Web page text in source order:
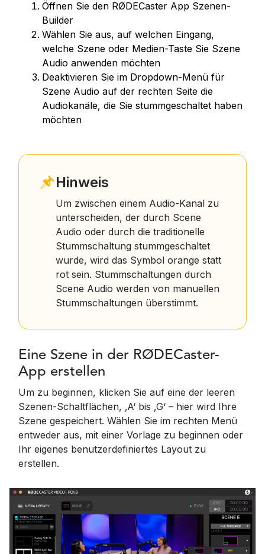
Öffnen Sie den RØDECaster App Szenen-
Builder
Wählen Sie aus, auf welchen Eingang,
welche Szene oder Medien-Taste Sie Szene
Audio anwenden möchten
Deaktivieren Sie im Dropdown-Menü für
Szene Audio auf der rechten Seite die
Audiokanäle, die Sie stummgeschaltet haben
möchten
Hinweis
Um zwischen einem Audio-Kanal zu
unterscheiden, der durch Scene
Audio oder durch die traditionelle
Stummschaltung stummgeschaltet
wurde, wird das Symbol orange statt
rot sein. Stummschaltungen durch
Scene Audio werden von manuellen
Stummschaltungen überstimmt.
Eine Szene in der RØDECaster-
App erstellen
Um zu beginnen, klicken Sie auf eine der leeren
Szenen-Schaltflächen, ‚A‘ bis ‚G‘ – hier wird Ihre
Szene gespeichert. Wählen Sie im rechten Menü
entweder aus, mit einer Vorlage zu beginnen oder
Ihr eigenes benutzerdefiniertes Layout zu
erstellen.